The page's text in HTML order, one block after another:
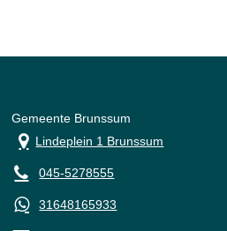
Gemeente Brunssum
Lindeplein 1 Brunssum
045-5278555
31648165933